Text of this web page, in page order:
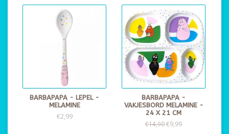
BARBAPAPA - LEPEL -
MELAMINE
€2,99
BARBAPAPA -
VAKJESBORD MELAMINE -
24 X 21 CM
€14,90€9,99